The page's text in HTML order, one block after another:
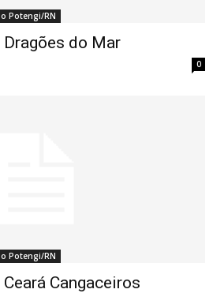
Potengi/RN
do Mar
0
Potengi/RN
Cangaceiros